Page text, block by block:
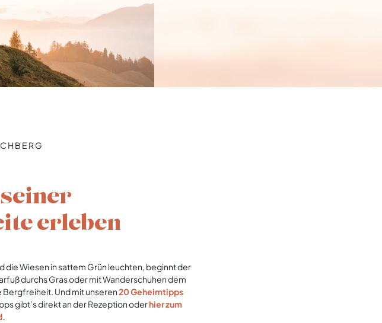
erleben
die Wiesen in sattem Grün leuchten, beginnt der
durchs Gras oder mit Wanderschuhen dem
Bergfreiheit. Und mit unseren20 Geheimtipps
gibt’s direkt an der Rezeption oderhier zum